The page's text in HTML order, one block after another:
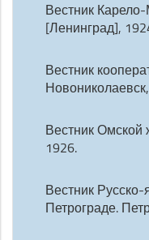
Вестник
[Ленинград],
Вестник
Вестник Омской
1926.
Вестник
Петрограде.